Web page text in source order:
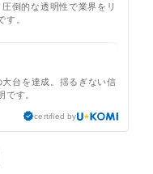
倒的な透明性で業界をリ
す。
台を達成。揺るぎない信
です。
certified by